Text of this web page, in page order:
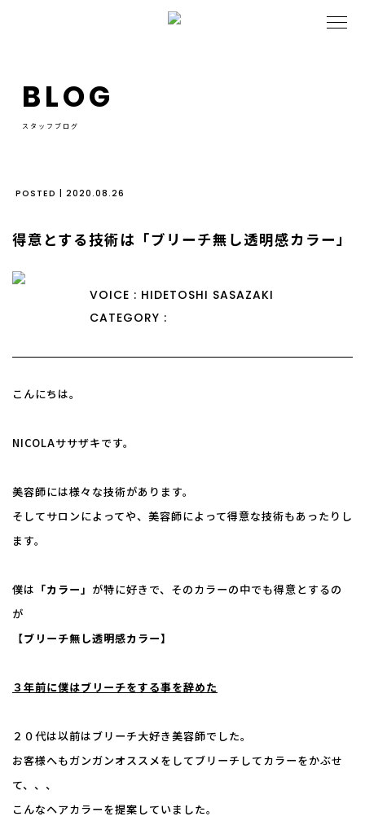
BLOG
スタッフブログ
POSTED | 2020.08.26
得意とする技術は「ブリーチ無し透明感カラー」
VOICE : HIDETOSHI SASAZAKI
CATEGORY :
こんにちは。
NICOLAササザキです。
美容師には様々な技術があります。
そしてサロンによってや、美容師によって得意な技術もあったりし
ます。
僕は 「カラー」 が特に好きで、そのカラーの中でも得意とするの
が
【ブリーチ無し透明感カラー】
３年前に僕はブリーチをする事を辞めた
２０代は以前はブリーチ大好き美容師でした。
お客様へもガンガンオススメをしてブリーチしてカラーをかぶせ
て、、、
こんなヘアカラーを提案していました。